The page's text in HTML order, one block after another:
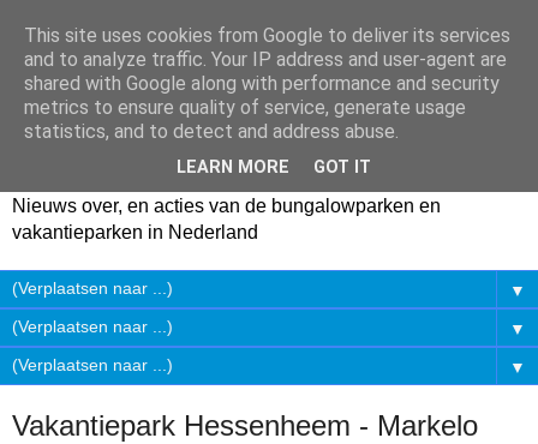
Nieuws over, en acties van de bungalowparken en
vakantieparken in Nederland
▼
▼
▼
Vakantiepark Hessenheem - Markelo
This site uses cookies from Google to deliver its services
and to analyze traffic. Your IP address and user-agent are
shared with Google along with performance and security
metrics to ensure quality of service, generate usage
statistics, and to detect and address abuse.
LEARN MORE GOT IT